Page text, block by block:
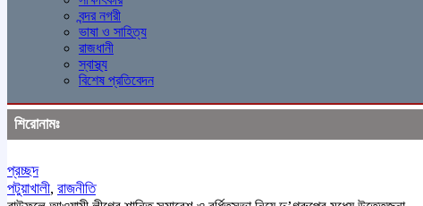
বন্দর নগরী
ভাষা ও সাহিত্য
রাজধানী
স্বাস্থ্য
বিশেষ প্রতিবেদন
শিরোনামঃ
প্রচ্ছদ
পটুয়াখালী, রাজনীতি